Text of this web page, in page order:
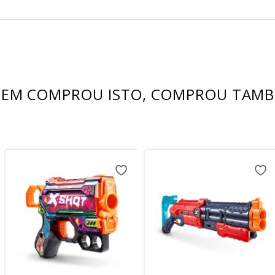
COMPROU ISTO, COMPROU